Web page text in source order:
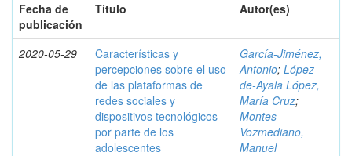
Fecha de
publicación
Título Autor(es)
2020-05-29
Características y
percepciones sobre el uso
de las plataformas de
redes sociales y
dispositivos tecnológicos
por parte de los
adolescentes
García-Jiménez,
Antonio; López-
de-Ayala López,
María Cruz;
Montes-
Vozmediano,
Manuel